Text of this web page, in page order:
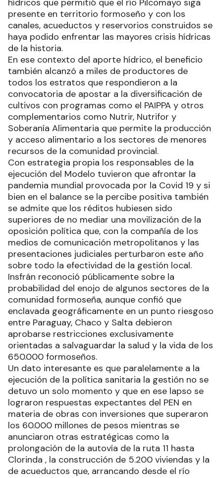
hídricos que permitió que el río Pilcomayo siga
presente en territorio formoseño y con los
canales, acueductos y reservorios construidos se
haya podido enfrentar las mayores crisis hídricas
de la historia.
En ese contexto del aporte hídrico, el beneficio
también alcanzó a miles de productores de
todos los estratos que respondieron a la
convocatoria de apostar a la diversificación de
cultivos con programas como el PAIPPA y otros
complementarios como Nutrir, Nutrifor y
Soberanía Alimentaria que permite la producción
y acceso alimentario a los sectores de menores
recursos de la comunidad provincial.
Con estrategia propia los responsables de la
ejecución del Modelo tuvieron que afrontar la
pandemia mundial provocada por la Covid 19 y si
bien en el balance se la percibe positiva también
se admite que los réditos hubiesen sido
superiores de no mediar una movilización de la
oposición política que, con la compañía de los
medios de comunicación metropolitanos y las
presentaciones judiciales perturbaron este año
sobre todo la efectividad de la gestión local.
Insfrán reconoció públicamente sobre la
probabilidad del enojo de algunos sectores de la
comunidad formoseña, aunque confió que
enclavada geográficamente en un punto riesgoso
entre Paraguay, Chaco y Salta debieron
aprobarse restricciones exclusivamente
orientadas a salvaguardar la salud y la vida de los
650.000 formoseños.
Un dato interesante es que paralelamente a la
ejecución de la política sanitaria la gestión no se
detuvo un solo momento y que en ese lapso se
lograron respuestas expectantes del PEN en
materia de obras con inversiones que superaron
los 60.000 millones de pesos mientras se
anunciaron otras estratégicas como la
prolongación de la autovía de la ruta 11 hasta
Clorinda , la construcción de 5.200 viviendas y la
de acueductos que, arrancando desde el río